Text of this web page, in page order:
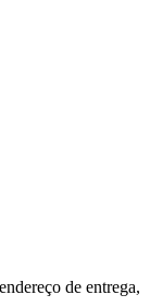
de entrega,